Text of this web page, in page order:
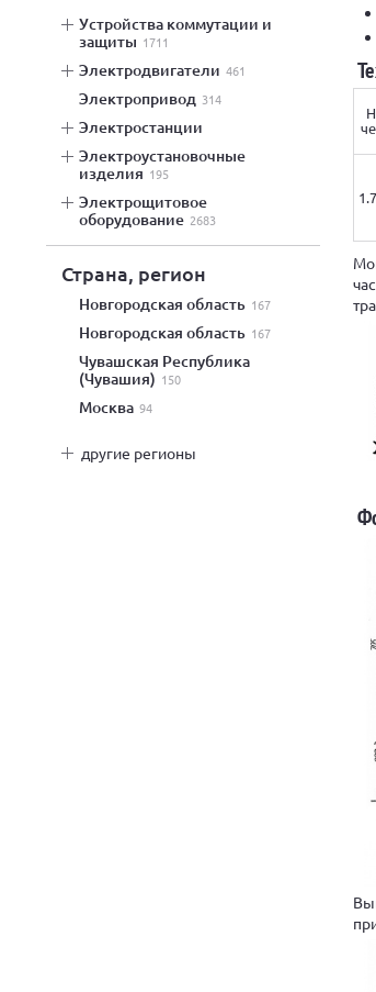
устройства коммутации и
защиты 1711
электродвигатели 461
электропривод 314
электростанции
электроустановочные
изделия 195
электрощитовое
оборудование 2683
Страна, регион
Новгородская область 167
Новгородская область 167
Чувашская Республика
(Чувашия) 150
Москва 94
другие регионы